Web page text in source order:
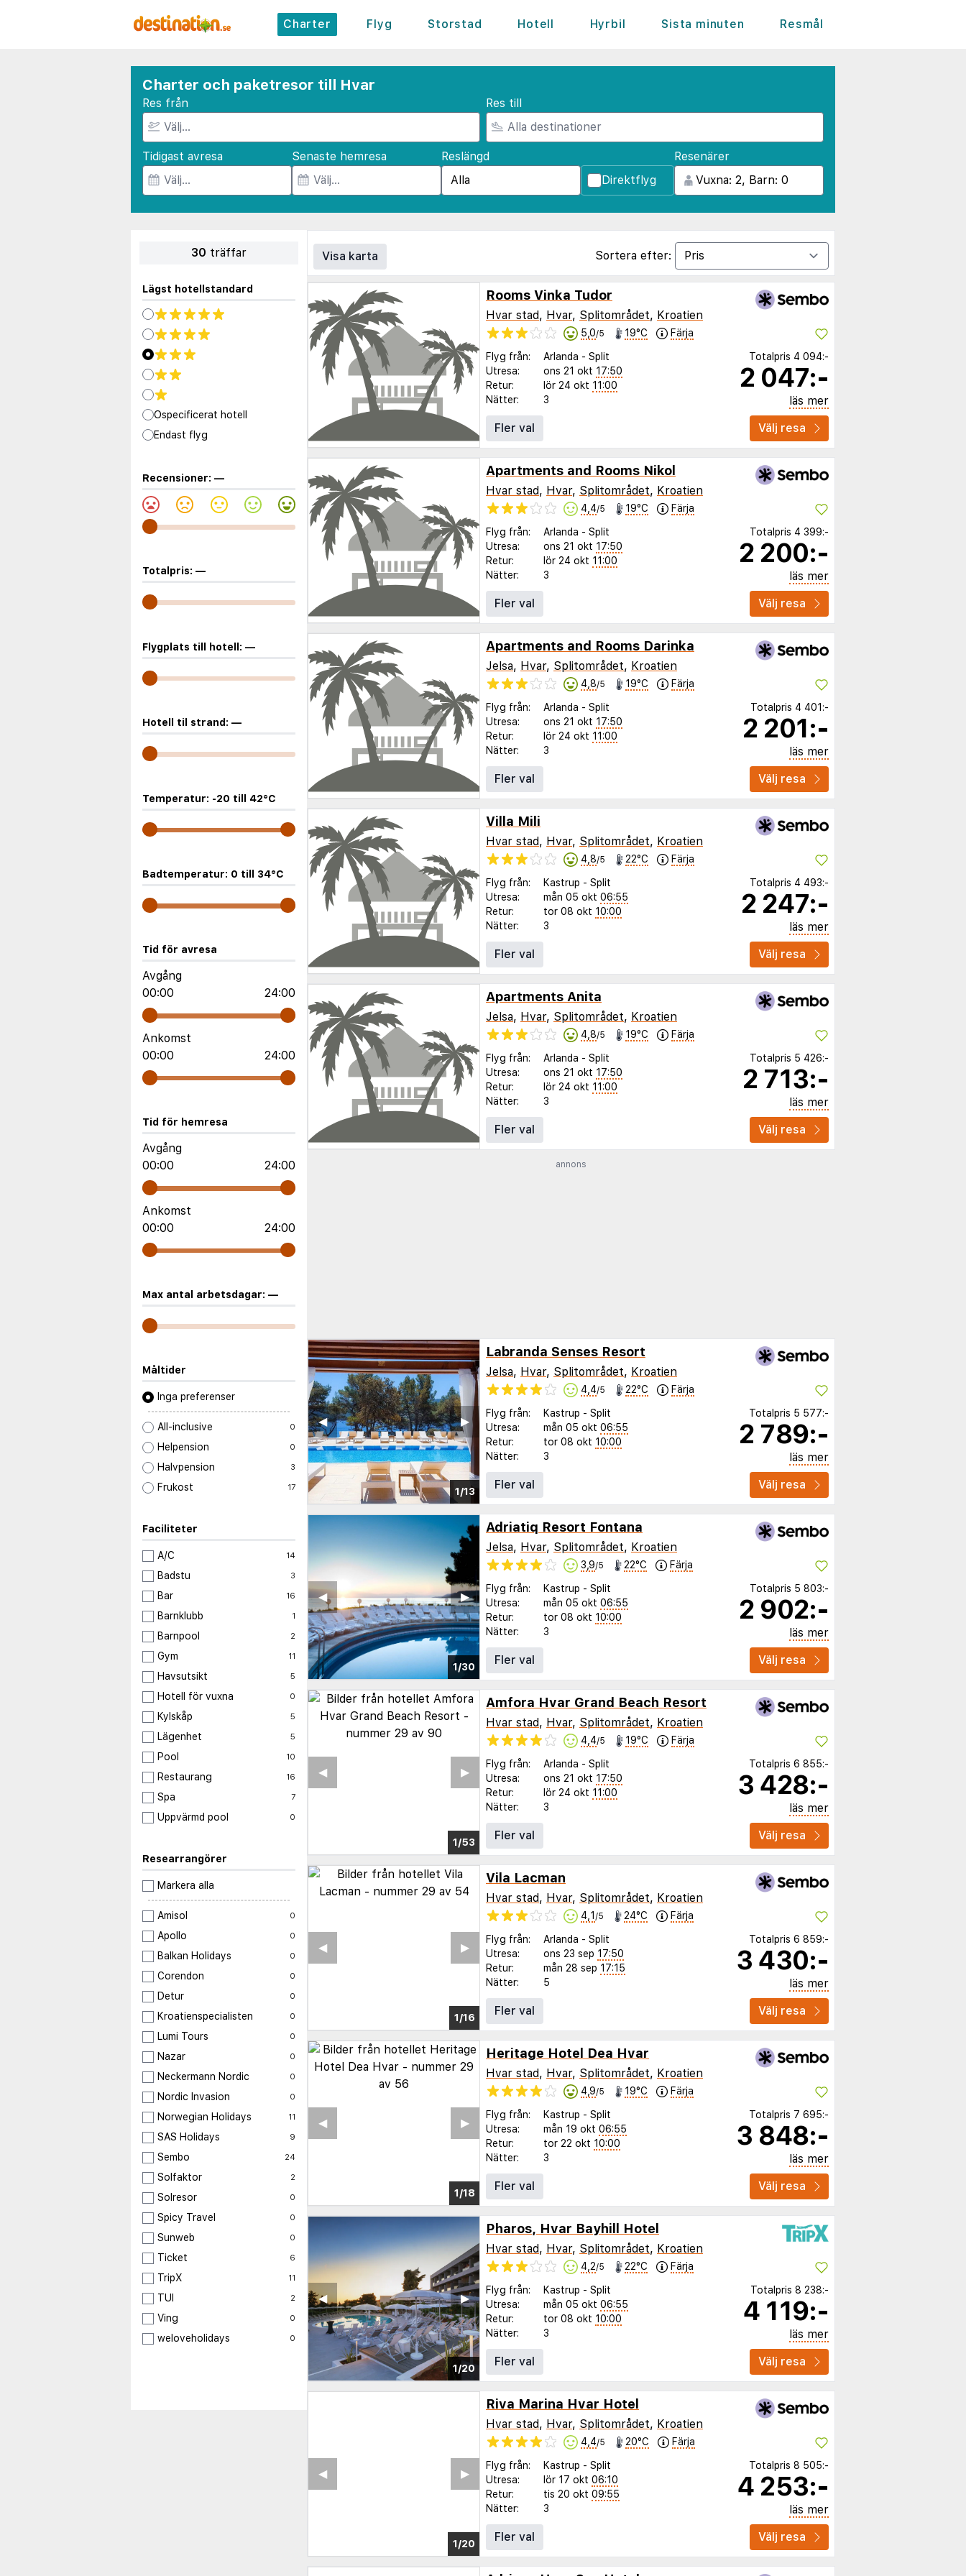
Charter Flyg Storstad Hotell Hyrbil Sista minuten Resmål
Charter och paketresor till Hvar
Res från Res till
Tidigast avresa Senaste hemresa
Reslängd
Direktflyg
Resenärer
30 träffar
Lägst hotellstandard
Ospecificerat hotell
Endast flyg
Recensioner: —
Totalpris: —
Flygplats till hotell: —
Hotell til strand: —
Temperatur: -20 till 42°C
Badtemperatur: 0 till 34°C
Tid för avresa
Avgång
00:00
24:00
Ankomst
00:00
24:00
Tid för hemresa
Avgång
00:00
24:00
Ankomst
00:00
24:00
Max antal arbetsdagar: —
Måltider
Inga preferenser
All-inclusive 0
Helpension 0
Halvpension 3
Frukost 17
Faciliteter
A/C 14
Badstu 3
Bar 16
Barnklubb 1
Barnpool 2
Gym 11
Havsutsikt 5
Hotell för vuxna 0
Kylskåp 5
Lägenhet 5
Pool 10
Restaurang 16
Spa 7
Uppvärmd pool 0
Researrangörer
Markera alla
Amisol 0
Apollo 0
Balkan Holidays 0
Corendon 0
Detur 0
Kroatienspecialisten 0
Lumi Tours 0
Nazar 0
Neckermann Nordic 0
Nordic Invasion 0
Norwegian Holidays 11
SAS Holidays 9
Sembo 24
Solfaktor 2
Solresor 0
Spicy Travel 0
Sunweb 0
Ticket 6
TripX 11
TUI 2
Ving 0
weloveholidays 0
Visa karta Sortera efter:
Rooms Vinka Tudor
Hvar stad, Hvar, Splitområdet, Kroatien
5,0/5 19°C Färja
Flyg från: Arlanda - Split
Utresa:
ons 21 okt 17:50
Retur:
lör 24 okt 11:00
Nätter:
3
Totalpris 4 094:-
2 047:-
läs mer
Fler val
Välj resa
Apartments and Rooms Nikol
Hvar stad, Hvar, Splitområdet, Kroatien
4,4/5 19°C Färja
Flyg från: Arlanda - Split
Utresa:
ons 21 okt 17:50
Retur:
lör 24 okt 11:00
Nätter:
3
Totalpris 4 399:-
2 200:-
läs mer
Fler val
Välj resa
Apartments and Rooms Darinka
Jelsa, Hvar, Splitområdet, Kroatien
4,8/5 19°C Färja
Flyg från: Arlanda - Split
Utresa:
ons 21 okt 17:50
Retur:
lör 24 okt 11:00
Nätter:
3
Totalpris 4 401:-
2 201:-
läs mer
Fler val
Välj resa
Villa Mili
Hvar stad, Hvar, Splitområdet, Kroatien
4,8/5 22°C Färja
Flyg från: Kastrup - Split
Utresa:
mån 05 okt 06:55
Retur:
tor 08 okt 10:00
Nätter:
3
Totalpris 4 493:-
2 247:-
läs mer
Fler val
Välj resa
Apartments Anita
Jelsa, Hvar, Splitområdet, Kroatien
4,8/5 19°C Färja
Flyg från: Arlanda - Split
Utresa:
ons 21 okt 17:50
Retur:
lör 24 okt 11:00
Nätter:
3
Totalpris 5 426:-
2 713:-
läs mer
Fler val
Välj resa
annons
1/13
▶︎
◀︎
Labranda Senses Resort
Jelsa, Hvar, Splitområdet, Kroatien
4,4/5 22°C Färja
Flyg från: Kastrup - Split
Utresa:
mån 05 okt 06:55
Retur:
tor 08 okt 10:00
Nätter:
3
Totalpris 5 577:-
2 789:-
läs mer
Fler val
Välj resa
1/30
▶︎
◀︎
Adriatiq Resort Fontana
Jelsa, Hvar, Splitområdet, Kroatien
3,9/5 22°C Färja
Flyg från: Kastrup - Split
Utresa:
mån 05 okt 06:55
Retur:
tor 08 okt 10:00
Nätter:
3
Totalpris 5 803:-
2 902:-
läs mer
Fler val
Välj resa
1/45
▶︎
◀︎
Amfora Hvar Grand Beach Resort
Hvar stad, Hvar, Splitområdet, Kroatien
4,4/5 19°C Färja
Flyg från: Arlanda - Split
Utresa:
ons 21 okt 17:50
Retur:
lör 24 okt 11:00
Nätter:
3
Totalpris 6 855:-
3 428:-
läs mer
Fler val
Välj resa
1/10
▶︎
◀︎
Vila Lacman
Hvar stad, Hvar, Splitområdet, Kroatien
4,1 /5 24°C Färja
Flyg från: Arlanda - Split
Utresa:
ons 23 sep 17:50
Retur:
mån 28 sep 17:15
Nätter:
5
Totalpris 6 859:-
3 430:-
läs mer
Fler val
Välj resa
1/12
▶︎
◀︎
Heritage Hotel Dea Hvar
Hvar stad, Hvar, Splitområdet, Kroatien
4,9/5 19°C Färja
Flyg från: Kastrup - Split
Utresa:
mån 19 okt 06:55
Retur:
tor 22 okt 10:00
Nätter:
3
Totalpris 7 695:-
3 848:-
läs mer
Fler val
Välj resa
1/20
▶︎
◀︎
Pharos, Hvar Bayhill Hotel
Hvar stad, Hvar, Splitområdet, Kroatien
4,2/5 22°C Färja
Flyg från: Kastrup - Split
Utresa:
mån 05 okt 06:55
Retur:
tor 08 okt 10:00
Nätter:
3
Totalpris 8 238:-
4 119:-
läs mer
Fler val
Välj resa
1/14
▶︎
◀︎
Riva Marina Hvar Hotel
Hvar stad, Hvar, Splitområdet, Kroatien
4,4/5 20°C Färja
Flyg från: Kastrup - Split
Utresa:
lör 17 okt 06:10
Retur:
tis 20 okt 09:55
Nätter:
3
Totalpris 8 505:-
4 253:-
läs mer
Fler val
Välj resa